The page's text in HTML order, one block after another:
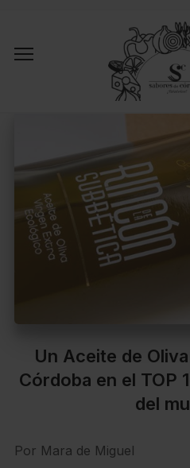
Un Aceite de
Córdoba en el TOP
del
Por Mara de Miguel